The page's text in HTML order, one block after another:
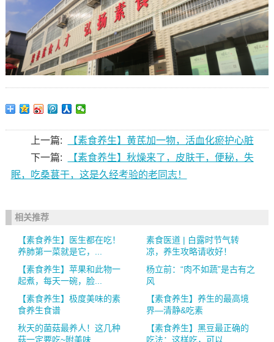
上一篇:
【素食养生】黄芪加一物，活血化瘀护心脏
下一篇:
【素食养生】秋燥来了，皮肤干，便秘，失
眠，吃桑葚干，这是久经考验的老同志！
相关推荐
【素食养生】医生都在吃！
养肺第一菜就是它，...
素食医道 | 白露时节气转
凉，养生攻略请收好！
【素食养生】苹果和此物一
起煮，每天一碗，脸...
杨立前：“肉不如蔬”是古有之
风
【素食养生】极度美味的素
食养生食谱
【素食养生】养生的最高境
界—清静&吃素
秋天的菌菇最养人！这几种
菇一定要吃~附美味...
【素食养生】黑豆最正确的
吃法：这样吃，可以...